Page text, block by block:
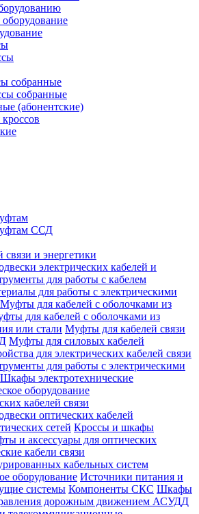
оборудование
собранные
собранные
(абонентские)
ССД
и энергетики
электрических кабелей и
для работы с кабелем
для работы с электрическими
Муфты для кабелей с оболочками из
для кабелей с оболочками из
или стали Муфты для кабелей связи
Муфты для силовых кабелей
для электрических кабелей связи
для работы с электрическими
Шкафы электротехнические
оборудование
кабелей связи
оптических кабелей
сетей Кроссы и шкафы
и аксессуары для оптических
кабели связи
кабельных систем
оборудование Источники питания и
системы Компоненты СКС Шкафы
дорожным движением АСУДД